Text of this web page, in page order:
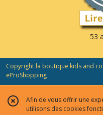
53
Copyright la boutique kids and
eProShopping
Afin de vous offrir une
utilisons des cookies